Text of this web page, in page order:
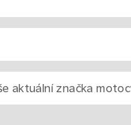
aktuální značka